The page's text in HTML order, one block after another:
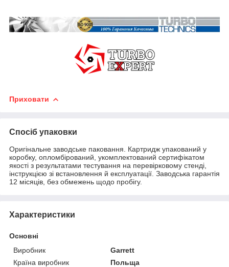
Приховати
Спосіб упаковки
Оригінальне заводське паковання. Картридж упакований у
коробку, опломбірований, укомплектований сертифікатом
якості з результатами тестування на перевірковому стенді,
інструкцією зі встановлення й експлуатації. Заводська гарантія
12 місяців, без обмежень щодо пробігу.
Характеристики
Основні
Виробник
Garrett
Країна виробник
Польща